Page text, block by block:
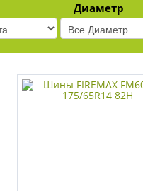
Диаметр